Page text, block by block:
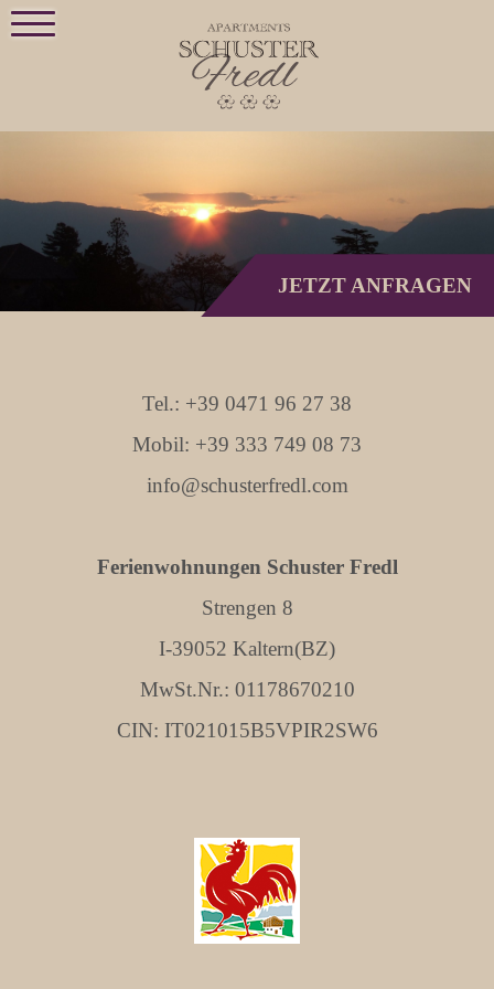
JETZT ANFRAGEN
Tel.: +39 0471 96 27 38
Mobil: +39 333 749 08 73
info@schusterfredl.com
Ferienwohnungen Schuster Fredl
Strengen 8
I-39052 Kaltern(BZ)
MwSt.Nr.: 01178670210
CIN: IT021015B5VPIR2SW6